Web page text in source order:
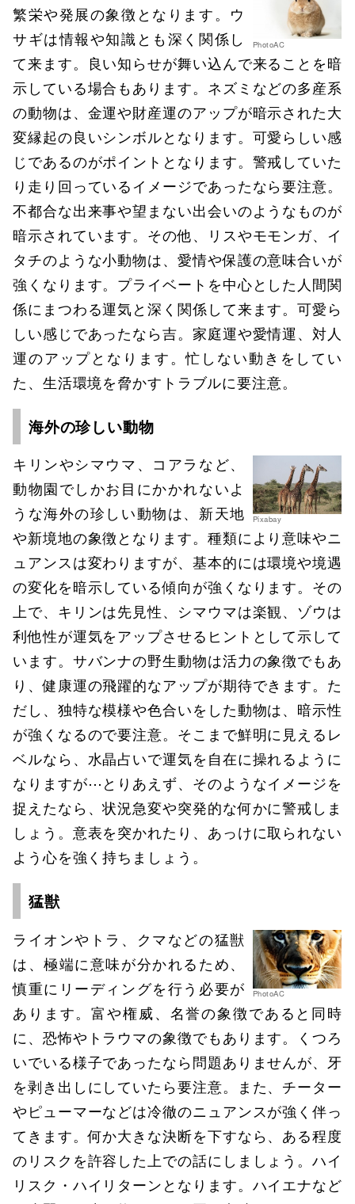
PhotoAC
繁栄や発展の象徴となります。ウ
サギは情報や知識とも深く関係し
て来ます。良い知らせが舞い込んで来ることを暗
示している場合もあります。ネズミなどの多産系
の動物は、金運や財産運のアップが暗示された大
変縁起の良いシンボルとなります。可愛らしい感
じであるのがポイントとなります。警戒していた
り走り回っているイメージであったなら要注意。
不都合な出来事や望まない出会いのようなものが
暗示されています。その他、リスやモモンガ、イ
タチのような小動物は、愛情や保護の意味合いが
強くなります。プライベートを中心とした人間関
係にまつわる運気と深く関係して来ます。可愛ら
しい感じであったなら吉。家庭運や愛情運、対人
運のアップとなります。忙しない動きをしてい
た、生活環境を脅かすトラブルに要注意。
海外の珍しい動物
Pixabay
キリンやシマウマ、コアラなど、
動物園でしかお目にかかれないよ
うな海外の珍しい動物は、新天地
や新境地の象徴となります。種類により意味やニ
ュアンスは変わりますが、基本的には環境や境遇
の変化を暗示している傾向が強くなります。その
上で、キリンは先見性、シマウマは楽観、ゾウは
利他性が運気をアップさせるヒントとして示して
います。サバンナの野生動物は活力の象徴でもあ
り、健康運の飛躍的なアップが期待できます。た
だし、独特な模様や色合いをした動物は、暗示性
が強くなるので要注意。そこまで鮮明に見えるレ
ベルなら、水晶占いで運気を自在に操れるように
なりますが⋯とりあえず、そのようなイメージを
捉えたなら、状況急変や突発的な何かに警戒しま
しょう。意表を突かれたり、あっけに取られない
よう心を強く持ちましょう。
猛獣
PhotoAC
ライオンやトラ、クマなどの猛獣
は、極端に意味が分かれるため、
慎重にリーディングを行う必要が
あります。富や権威、名誉の象徴であると同時
に、恐怖やトラウマの象徴でもあります。くつろ
いでいる様子であったなら問題ありませんが、牙
を剥き出しにしていたら要注意。また、チーター
やピューマーなどは冷徹のニュアンスが強く伴っ
てきます。何か大きな決断を下すなら、ある程度
のリスクを許容した上での話にしましょう。ハイ
リスク・ハイリターンとなります。ハイエナなど